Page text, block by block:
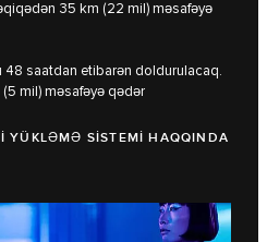
35 km (22 mil) məsafəyə
48 saatdan etibarən doldurulacaq.
mil) məsafəyə qədər
YÜKLƏMƏ SİSTEMİ HAQQINDA